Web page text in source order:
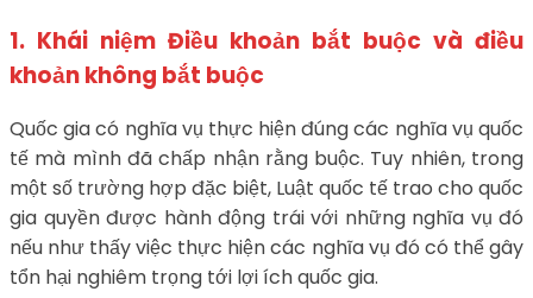
1. Khái niệm Điều khoản bắt buộc và điều
khoản không bắt buộc
Quốc gia có nghĩa vụ thực hiện đúng các nghĩa vụ quốc
tế mà mình đã chấp nhận rằng buộc. Tuy nhiên, trong
một số trường hợp đặc biệt, Luật quốc tế trao cho quốc
gia quyền được hành động trái với những nghĩa vụ đó
nếu như thấy việc thực hiện các nghĩa vụ đó có thể gây
tổn hại nghiêm trọng tới lợi ích quốc gia.